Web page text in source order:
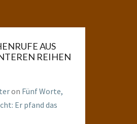
AUS
REIHEN
on Fünf Worte,
Er pfand das